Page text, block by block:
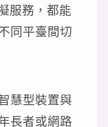
服務，都能
同平臺間切
慧型裝置與
長者或網路